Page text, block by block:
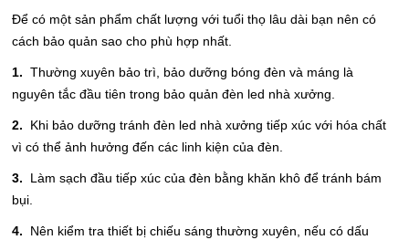
Để có một sản phẩm chất lượng với tuổi thọ lâu dài bạn nên có
cách bảo quản sao cho phù hợp nhất.
1. Thường xuyên bảo trì, bảo dưỡng bóng đèn và máng là
nguyên tắc đầu tiên trong bảo quản đèn led nhà xưởng.
2. Khi bảo dưỡng tránh đèn led nhà xưởng tiếp xúc với hóa chất
vì có thể ảnh hưởng đến các linh kiện của đèn.
3.
Làm sạch đầu tiếp xúc của đèn bằng khăn khô để tránh bám
bụi.
4.
Nên kiểm tra thiết bị chiếu sáng thường xuyên, nếu có dấu